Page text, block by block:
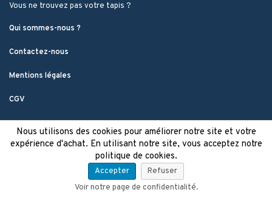
Vous ne trouvez pas votre tapis ?
Qui sommes-nous ?
Contactez-nous
Mentions légales
CGV
Nous utilisons des cookies pour améliorer notre site et votre
expérience d'achat. En utilisant notre site, vous acceptez notre
politique de cookies.
Accepter
Refuser
Voir notre page de confidentialité.